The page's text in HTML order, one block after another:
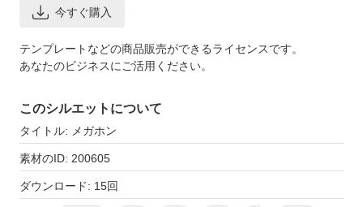
今すぐ購入
テンプレートなどの商品販売ができるライセンスです。
あなたのビジネスにご活用ください。
このシルエットについて
タイトル: メガホン
素材のID: 200605
ダウンロード: 15回